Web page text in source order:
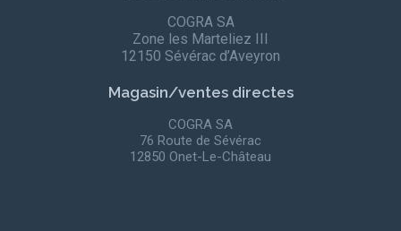
COGRA SA
Zone les Marteliez III
12150 Sévérac d’Aveyron
Magasin/ventes directes
COGRA SA
76 Route de Sévérac
12850 Onet-Le-Château